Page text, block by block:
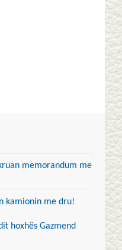
memorandum me
kamionin me dru!
hoxhës Gazmend